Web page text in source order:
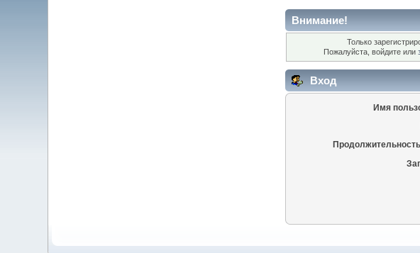
Внимание!
Только
Пожалуйста, войдите или
Вход
Имя